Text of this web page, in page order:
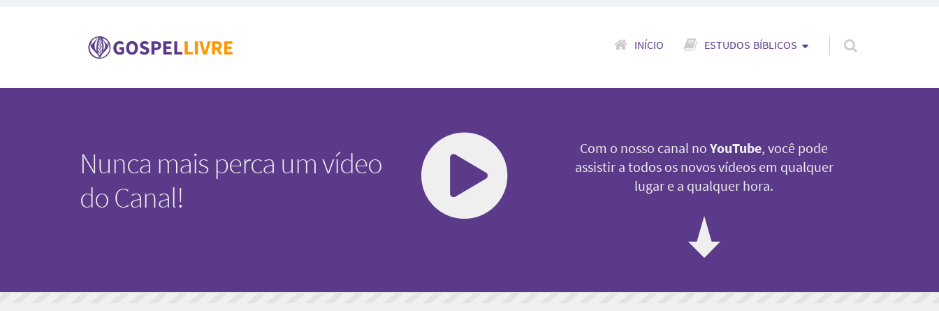
Pular para o conteúdo
INÍCIO ESTUDOS BÍBLICOS
Nunca mais perca um vídeo
do Canal!
Com o nosso canal noYouTube, você pode
assistir a todos os novos vídeos em qualquer
lugar e a qualquer hora.